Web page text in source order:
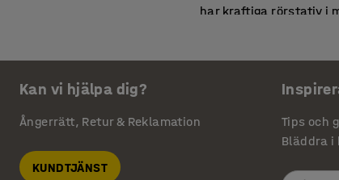
har kraftiga rörstativ i
laminat är enkla och
För rum som ofta
för exempelvis fest,
fälla ihop och frigöra
eller bordsvagn.
Kan vi hjälpa dig?
Ångerrätt, Retur & Reklamation
KUNDTJÄNST
Tips och
Bläddra i